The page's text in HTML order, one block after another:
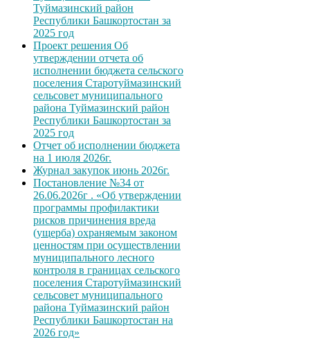
Туймазинский район
Республики Башкортостан за
2025 год
Проект решения Об
утверждении отчета об
исполнении бюджета сельского
поселения Старотуймазинский
сельсовет муниципального
района Туймазинский район
Республики Башкортостан за
2025 год
Отчет об исполнении бюджета
на 1 июля 2026г.
Журнал закупок июнь 2026г.
Постановление №34 от
26.06.2026г . «Об утверждении
программы профилактики
рисков причинения вреда
(ущерба) охраняемым законом
ценностям при осуществлении
муниципального лесного
контроля в границах сельского
поселения Старотуймазинский
сельсовет муниципального
района Туймазинский район
Республики Башкортостан на
2026 год»